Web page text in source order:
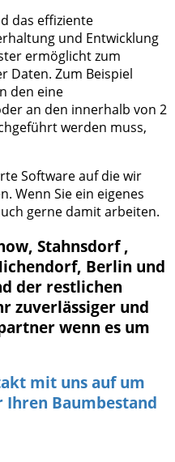
das effiziente
und Entwicklung
ermöglicht zum
Daten. Zum Beispiel
den eine
an den innerhalb von 2
werden muss,
Software auf die wir
Wenn Sie ein eigenes
gerne damit arbeiten.
Stahnsdorf ,
Berlin und
der restlichen
zuverlässiger und
wenn es um
mit uns auf um
Ihren Baumbestand